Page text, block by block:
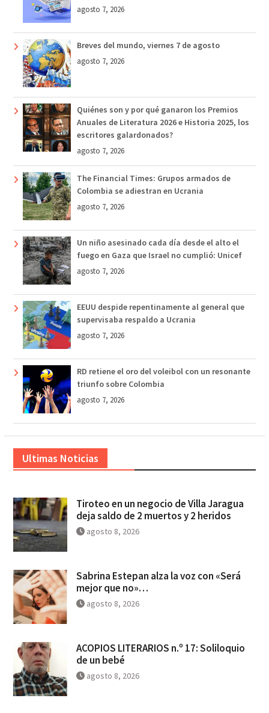
agosto 7, 2026
Breves del mundo, viernes 7 de agosto
agosto 7, 2026
Quiénes son y por qué ganaron los Premios
Anuales de Literatura 2026 e Historia 2025, los
escritores galardonados?
agosto 7, 2026
The Financial Times: Grupos armados de
Colombia se adiestran en Ucrania
agosto 7, 2026
Un niño asesinado cada día desde el alto el
fuego en Gaza que Israel no cumplió: Unicef
agosto 7, 2026
EEUU despide repentinamente al general que
supervisaba respaldo a Ucrania
agosto 7, 2026
RD retiene el oro del voleibol con un resonante
triunfo sobre Colombia
agosto 7, 2026
Ultimas Noticias
Tiroteo en un negocio de Villa Jaragua
deja saldo de 2 muertos y 2 heridos
agosto 8, 2026
Sabrina Estepan alza la voz con «Será
mejor que no»…
agosto 8, 2026
ACOPIOS LITERARIOS n.º 17: Soliloquio
de un bebé
agosto 8, 2026